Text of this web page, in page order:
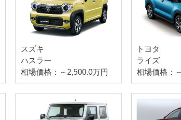
スズキ
ハスラー
相場価格：～2,500.0万円
トヨタ
ライズ
相場価格：